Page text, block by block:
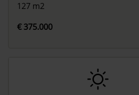
127 m2
€ 375.000